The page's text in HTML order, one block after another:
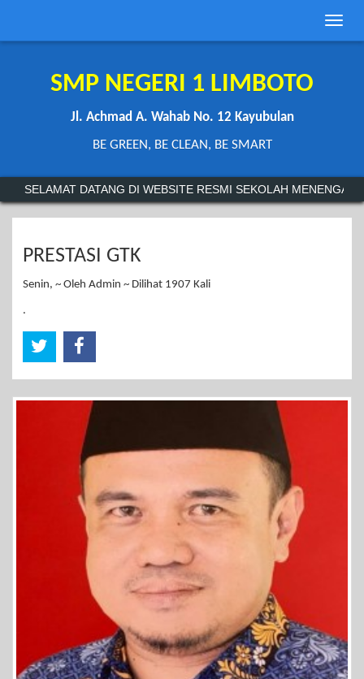
Toggle
SMP NEGERI 1 LIMBOTO
Jl. Achmad A. Wahab No. 12 Kayubulan
BE GREEN, BE CLEAN, BE SMART
SELAMAT DATANG DI WEBSITE RESMI SEKOLAH
PRESTASI GTK
Senin, ~ Oleh Admin ~ Dilihat 1907 Kali
.